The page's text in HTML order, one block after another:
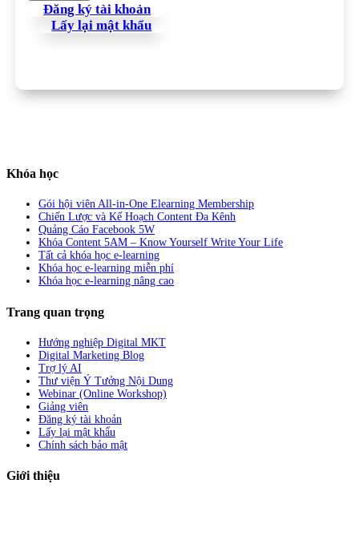
Đăng ký tài khoản
Lấy lại mật khẩu
Khóa học
Gói hội viên All-in-One Elearning Membership
Chiến Lược và Kế Hoạch Content Đa Kênh
Quảng Cáo Facebook 5W
Khóa Content 5AM – Know Yourself Write Your Life
Tất cả khóa học e-learning
Khóa học e-learning miễn phí
Khóa học e-learning nâng cao
Trang quan trọng
Hướng nghiệp Digital MKT
Digital Marketing Blog
Trợ lý AI
Thư viện Ý Tưởng Nội Dung
Webinar (Online Workshop)
Giảng viên
Đăng ký tài khoản
Lấy lại mật khẩu
Chính sách bảo mật
Giới thiệu